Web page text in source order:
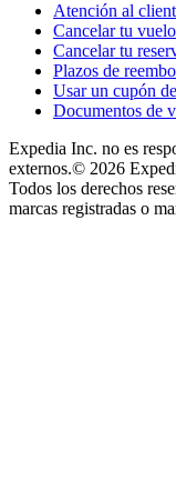
Atención al
Cancelar tu vuelo
Cancelar tu
Plazos de
Usar un cupón
Documentos de
Expedia Inc. no es
externos.© 2026
Todos los derechos
marcas registradas o